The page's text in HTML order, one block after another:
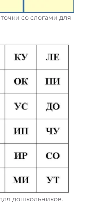
со слогами для
дошкольников.